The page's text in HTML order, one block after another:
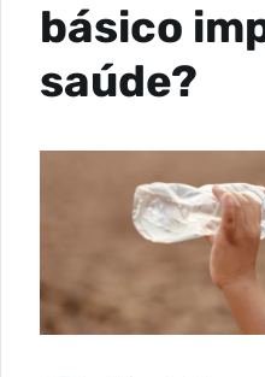
básico
saúde?